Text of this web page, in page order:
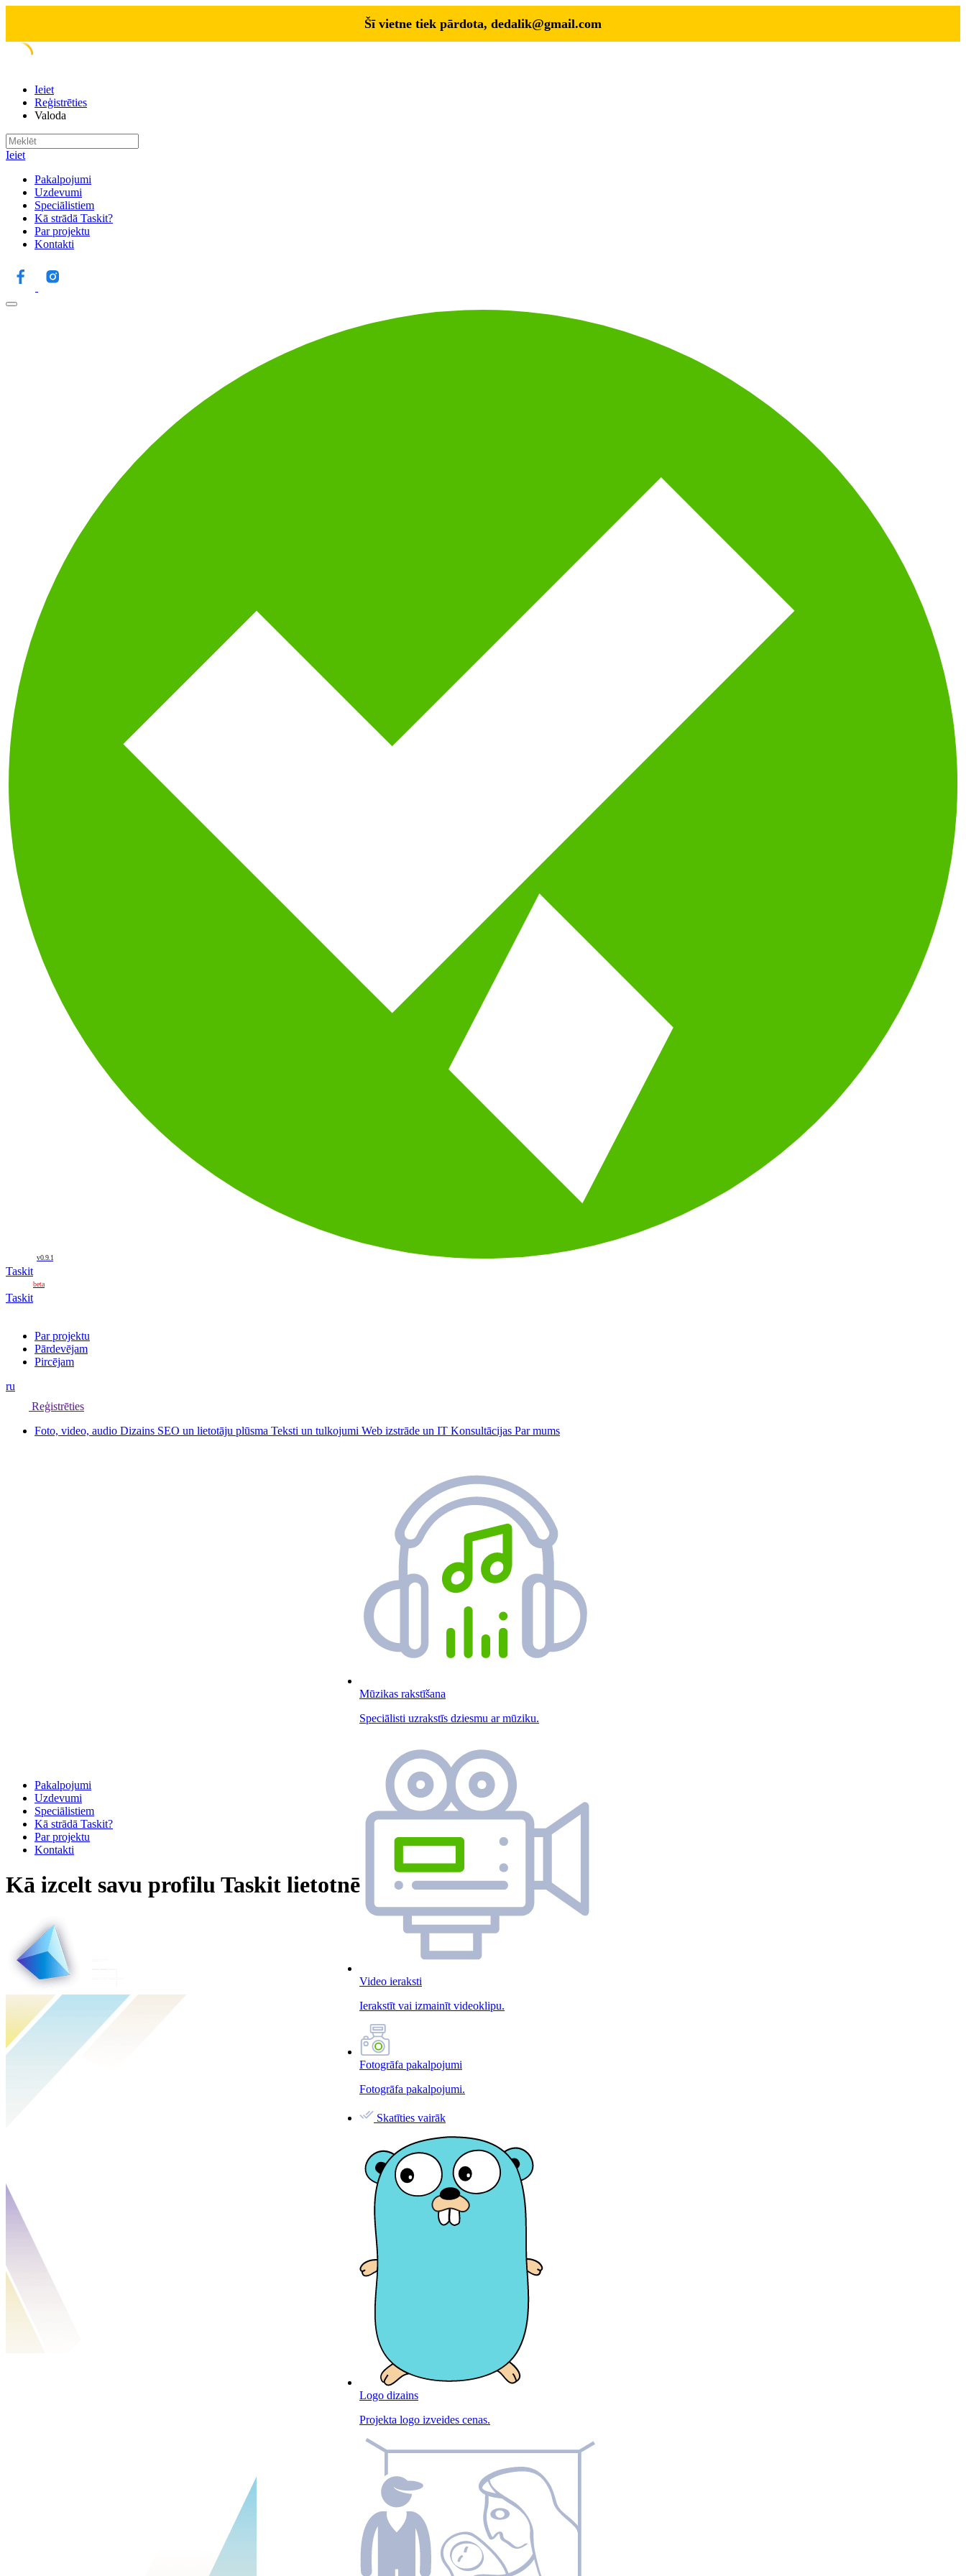
Šī vietne tiek pārdota, dedalik@gmail.com
Ieiet
Reģistrēties
Valoda
Ieiet
Pakalpojumi
Uzdevumi
Speciālistiem
Kā strādā Taskit?
Par projektu
Kontakti
Taskit
v0.9.1
Taskit
beta
Par projektu
Pārdevējam
Pircējam
ru
Reģistrēties
Foto, video, audio Dizains SEO un lietotāju plūsma Teksti un tulkojumi Web izstrāde un IT Konsultācijas Par mums
Mūzikas rakstīšana
Speciālisti uzrakstīs dziesmu ar mūziku.
Video ieraksti
Ierakstīt vai izmainīt videoklipu.
Fotogrāfa pakalpojumi
Fotogrāfa pakalpojumi.
Skatīties vairāk
Logo dizains
Projekta logo izveides cenas.
Pakalpojumi
Uzdevumi
Speciālistiem
Kā strādā Taskit?
Par projektu
Kontakti
Kā izcelt savu profilu Taskit lietotnē